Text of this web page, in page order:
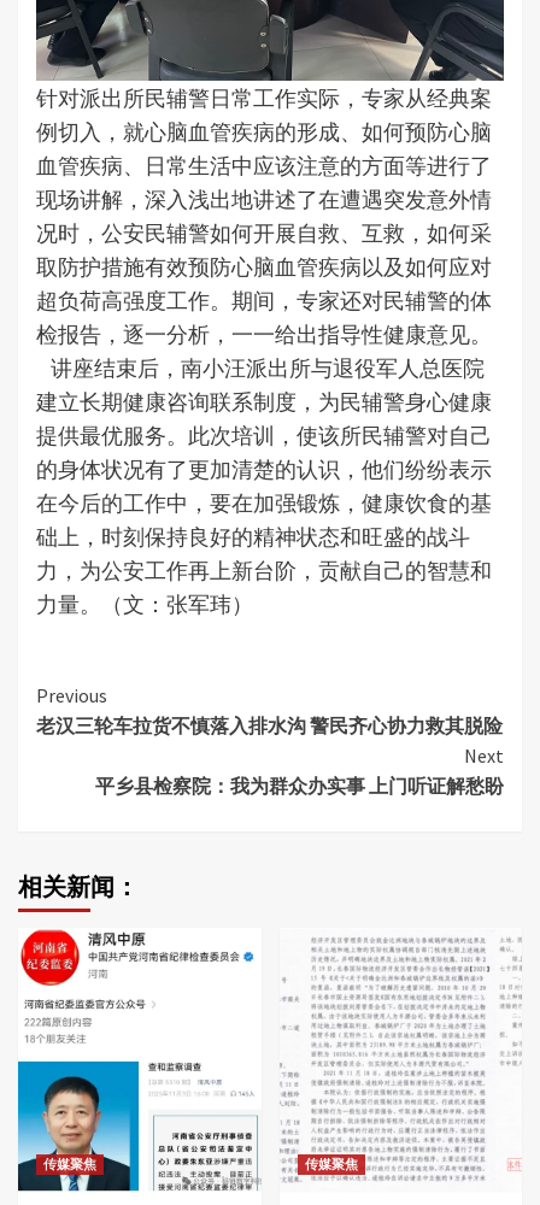
针对派出所民辅警日常工作实际，专家从经典案
例切入，就心脑血管疾病的形成、如何预防心脑
血管疾病、日常生活中应该注意的方面等进行了
现场讲解，深入浅出地讲述了在遭遇突发意外情
况时，公安民辅警如何开展自救、互救，如何采
取防护措施有效预防心脑血管疾病以及如何应对
超负荷高强度工作。期间，专家还对民辅警的体
检报告，逐一分析，一一给出指导性健康意见。
讲座结束后，南小汪派出所与退役军人总医院
建立长期健康咨询联系制度，为民辅警身心健康
提供最优服务。此次培训，使该所民辅警对自己
的身体状况有了更加清楚的认识，他们纷纷表示
在今后的工作中，要在加强锻炼，健康饮食的基
础上，时刻保持良好的精神状态和旺盛的战斗
力，为公安工作再上新台阶，贡献自己的智慧和
力量。（文：张军玮）
Continue
Reading
Previous
老汉三轮车拉货不慎落入排水沟 警民齐心协力救其脱险
Next
平乡县检察院：我为群众办实事 上门听证解愁盼
相关新闻：
传媒聚焦 传媒聚焦